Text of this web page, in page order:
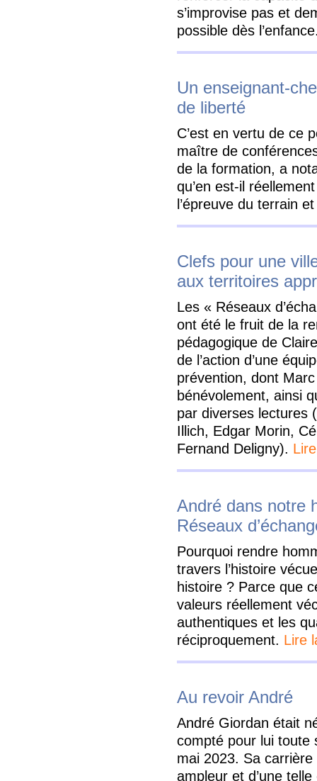
s’improvise pas et
possible dès
Un enseignant-
de liberté
C’est en vertu de ce
maître de
de la formation, a
qu’en est-il
l’épreuve du terrain
Clefs pour une
aux territoires
Les « Réseaux
ont été le fruit de la
pédagogique de
de l’action d’une
prévention, dont
bénévolement, ainsi
par diverses lectures
Illich, Edgar Morin,
Fernand Deligny).
André dans notre
Réseaux
Pourquoi rendre
travers l’histoire
histoire ? Parce que
valeurs réellement
authentiques et les
réciproquement. Lire
Au revoir André
André Giordan était
compté pour lui toute
mai 2023. Sa
ampleur et d’une